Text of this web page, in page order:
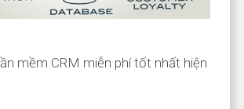
mềm CRM miễn phí tốt nhất hiện